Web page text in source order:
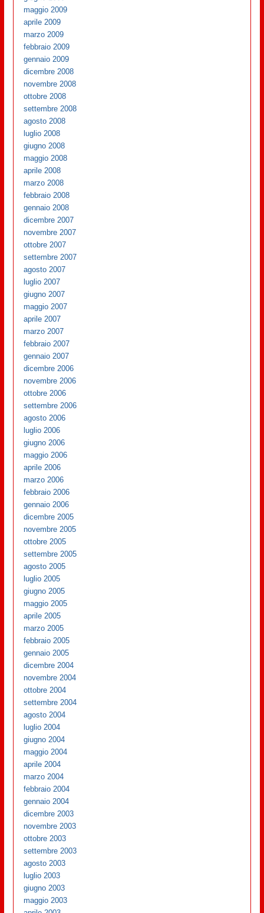
maggio 2009
aprile 2009
marzo 2009
febbraio 2009
gennaio 2009
dicembre 2008
novembre 2008
ottobre 2008
settembre 2008
agosto 2008
luglio 2008
giugno 2008
maggio 2008
aprile 2008
marzo 2008
febbraio 2008
gennaio 2008
dicembre 2007
novembre 2007
ottobre 2007
settembre 2007
agosto 2007
luglio 2007
giugno 2007
maggio 2007
aprile 2007
marzo 2007
febbraio 2007
gennaio 2007
dicembre 2006
novembre 2006
ottobre 2006
settembre 2006
agosto 2006
luglio 2006
giugno 2006
maggio 2006
aprile 2006
marzo 2006
febbraio 2006
gennaio 2006
dicembre 2005
novembre 2005
ottobre 2005
settembre 2005
agosto 2005
luglio 2005
giugno 2005
maggio 2005
aprile 2005
marzo 2005
febbraio 2005
gennaio 2005
dicembre 2004
novembre 2004
ottobre 2004
settembre 2004
agosto 2004
luglio 2004
giugno 2004
maggio 2004
aprile 2004
marzo 2004
febbraio 2004
gennaio 2004
dicembre 2003
novembre 2003
ottobre 2003
settembre 2003
agosto 2003
luglio 2003
giugno 2003
maggio 2003